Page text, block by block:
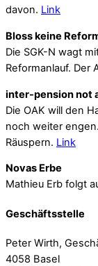
davon. Link
Bloss keine
Die SGK-N wagt
Reformanlauf. Der
inter-pension not
Die OAK will den
noch weiter
Räuspern. Link
Novas Erbe
Mathieu Erb folgt
Geschäftsstelle
Peter Wirth,
4058 Basel